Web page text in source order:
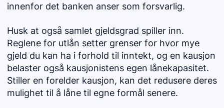
innenfor det banken anser som forsvarlig.
Husk at også samlet gjeldsgrad spiller inn.
Reglene for utlån setter grenser for hvor mye
gjeld du kan ha i forhold til inntekt, og en kausjon
belaster også kausjonistens egen lånekapasitet.
Stiller en forelder kausjon, kan det redusere deres
mulighet til å låne til egne formål senere.